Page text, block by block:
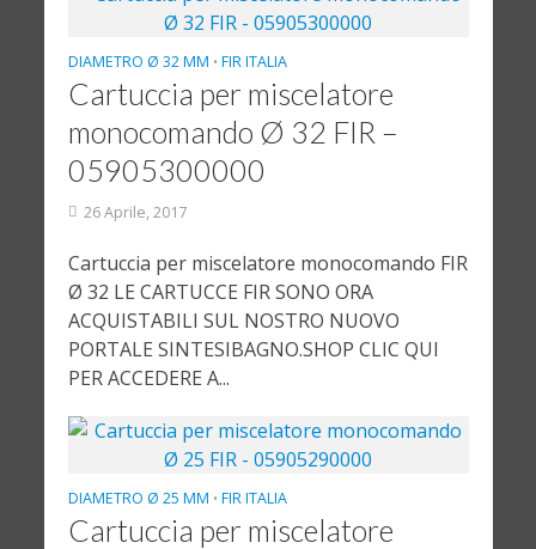
DIAMETRO Ø 32 MM • FIR ITALIA
Cartuccia per miscelatore
monocomando Ø 32 FIR –
05905300000
26 Aprile, 2017
Cartuccia per miscelatore monocomando FIR
Ø 32 LE CARTUCCE FIR SONO ORA
ACQUISTABILI SUL NOSTRO NUOVO
PORTALE SINTESIBAGNO.SHOP CLIC QUI
PER ACCEDERE A...
DIAMETRO Ø 25 MM • FIR ITALIA
Cartuccia per miscelatore